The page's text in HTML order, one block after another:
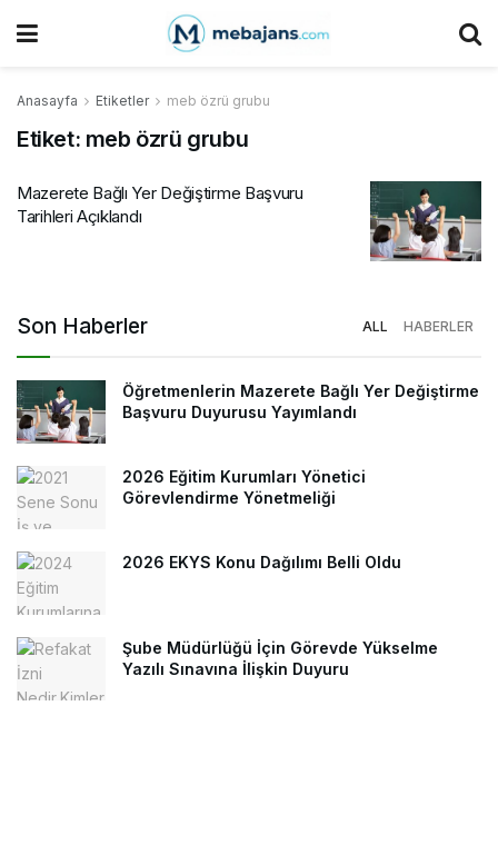
Anasayfa Etiketler meb özrü grubu
Etiket: meb özrü grubu
Mazerete Bağlı Yer Değiştirme Başvuru
Tarihleri Açıklandı
Son Haberler ALL HABERLER
Öğretmenlerin Mazerete Bağlı Yer Değiştirme
Başvuru Duyurusu Yayımlandı
2026 Eğitim Kurumları Yönetici
Görevlendirme Yönetmeliği
2026 EKYS Konu Dağılımı Belli Oldu
Şube Müdürlüğü İçin Görevde Yükselme
Yazılı Sınavına İlişkin Duyuru